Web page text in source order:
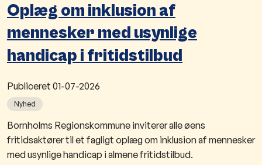
Oplæg om inklusion af
mennesker med usynlige
handicap i fritidstilbud
Publiceret 01-07-2026
Nyhed
Bornholms Regionskommune inviterer alle øens
fritidsaktører til et fagligt oplæg om inklusion af mennesker
med usynlige handicap i almene fritidstilbud.